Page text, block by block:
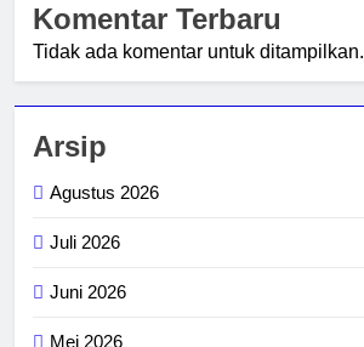
Komentar Terbaru
Tidak ada komentar untuk ditampilkan.
Arsip
Agustus 2026
Juli 2026
Juni 2026
Mei 2026